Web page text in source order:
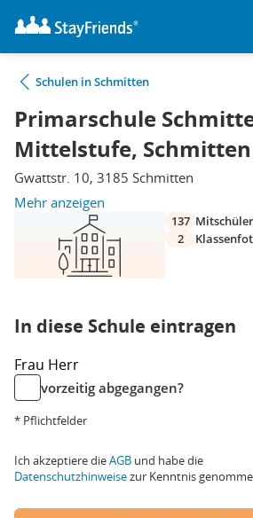
Schulen in Schmitten
Primarschule
Mittelstufe, Schmitten
Gwattstr. 10, 3185 Schmitten
Mehr anzeigen
137 Mitschüler
2
In diese Schule eintragen
Frau Herr
vorzeitig abgegangen?
* Pflichtfelder
Ich akzeptiere dieAGB und habe die
Datenschutzhinweisezur Kenntnis